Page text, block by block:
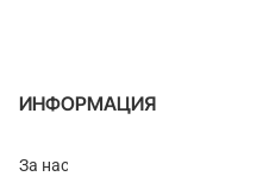
ИНФОРМАЦИЯ
За нас